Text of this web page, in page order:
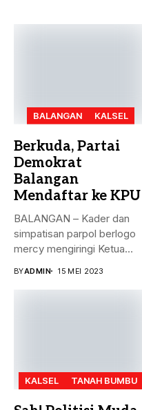
BALANGAN KALSEL
Berkuda, Partai
Demokrat
Balangan
Mendaftar ke KPU
BALANGAN – Kader dan
simpatisan parpol berlogo
mercy mengiringi Ketua
BYADMIN 15 MEI 2023
KALSEL TANAH BUMBU